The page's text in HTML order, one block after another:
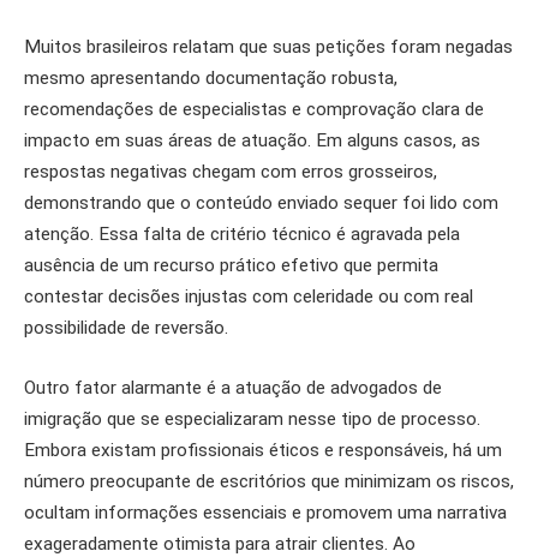
Muitos brasileiros relatam que suas petições foram negadas
mesmo apresentando documentação robusta,
recomendações de especialistas e comprovação clara de
impacto em suas áreas de atuação. Em alguns casos, as
respostas negativas chegam com erros grosseiros,
demonstrando que o conteúdo enviado sequer foi lido com
atenção. Essa falta de critério técnico é agravada pela
ausência de um recurso prático efetivo que permita
contestar decisões injustas com celeridade ou com real
possibilidade de reversão.
Outro fator alarmante é a atuação de advogados de
imigração que se especializaram nesse tipo de processo.
Embora existam profissionais éticos e responsáveis, há um
número preocupante de escritórios que minimizam os riscos,
ocultam informações essenciais e promovem uma narrativa
exageradamente otimista para atrair clientes. Ao